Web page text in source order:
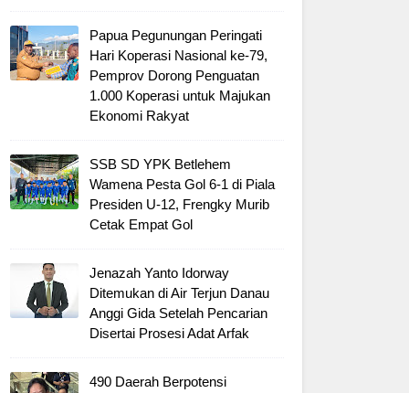
Papua Pegunungan Peringati
Hari Koperasi Nasional ke-79,
Pemprov Dorong Penguatan
1.000 Koperasi untuk Majukan
Ekonomi Rakyat
SSB SD YPK Betlehem
Wamena Pesta Gol 6-1 di Piala
Presiden U-12, Frengky Murib
Cetak Empat Gol
Jenazah Yanto Idorway
Ditemukan di Air Terjun Danau
Anggi Gida Setelah Pencarian
Disertai Prosesi Adat Arfak
490 Daerah Berpotensi